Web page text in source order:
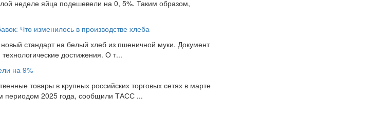
неделе яйца подешевели на 0, 5%. Таким образом,
Что изменилось в производстве хлеба
стандарт на белый хлеб из пшеничной муки. Документ
достижения. О т...
на 9%
товары в крупных российских торговых сетях в марте
периодом 2025 года, сообщили ТАСС ...